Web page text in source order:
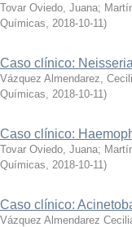
Tovar Oviedo, Juana;
Químicas, 2018-10-11)
Caso clínico:
Vázquez Almendarez,
Químicas, 2018-10-11)
Caso clínico:
Tovar Oviedo, Juana;
Químicas, 2018-10-11)
Caso clínico:
Vázquez Almendarez